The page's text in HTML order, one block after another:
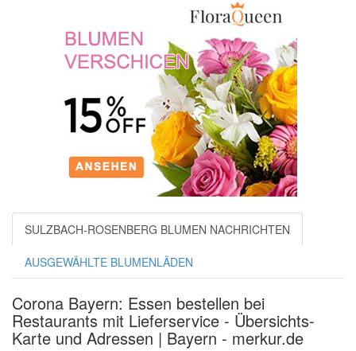
SULZBACH-ROSENBERG BLUMEN NACHRICHTEN
AUSGEWÄHLTE BLUMENLÄDEN
Corona Bayern: Essen bestellen bei
Restaurants mit Lieferservice - Übersichts-
Karte und Adressen | Bayern - merkur.de